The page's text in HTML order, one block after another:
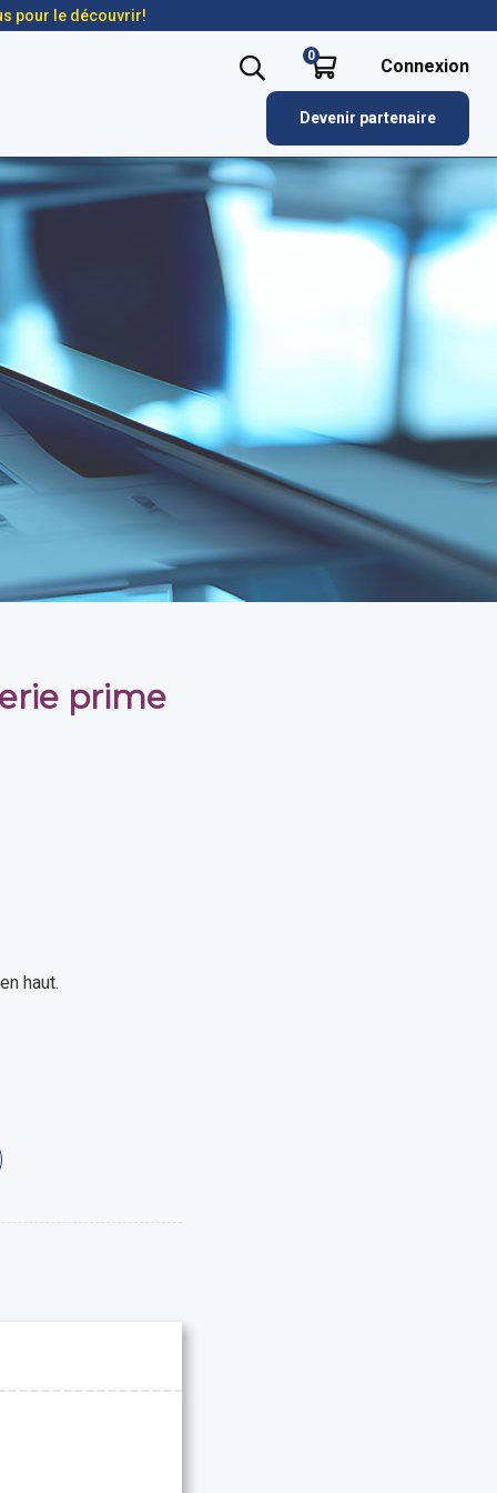
pour le découvrir!
0 Connexion
Devenir partenaire
prime
haut.